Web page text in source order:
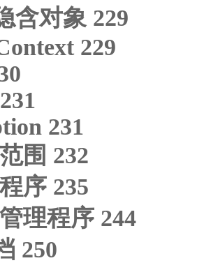
含对象 229
229
231
围 232
序 235
理程序 244
250